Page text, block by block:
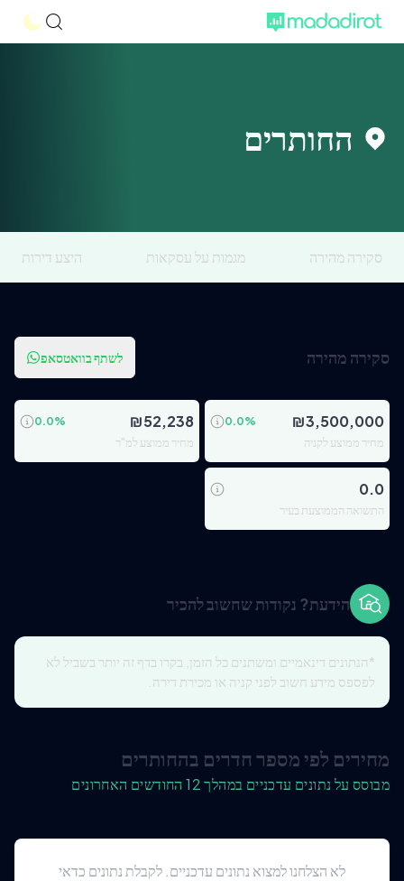
החותרים
סקירה מהירה מגמות על עסקאות היצע דירות
סקירה מהירה לשתף בוואטסאפ
₪3,500,000
0.0%
מחיר ממוצע לקניה
₪52,238
0.0%
מחיר ממוצע למ"ר
0.0
התשואה הממוצעת בעיר
הידעת? נקודות שחשוב להכיר
*הנתונים דינאמיים ומשתנים כל הזמן, בקרו בדף זה יותר בשביל לא
לפספס מידע חשוב לפני קניה או מכירת דירה.
מחירים לפי מספר חדרים בהחותרים
מבוסס על נתונים עדכניים במהלך 12 החודשים האחרונים
לא הצלחנו למצוא נתונים עדכניים. לקבלת נתונים כדאי